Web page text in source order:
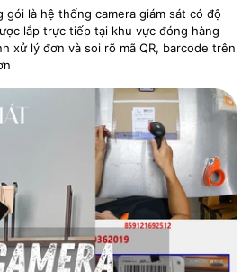
gói là hệ thống camera giám sát có độ
lắp trực tiếp tại khu vực đóng hàng
xử lý đơn và soi rõ mã QR, barcode trên